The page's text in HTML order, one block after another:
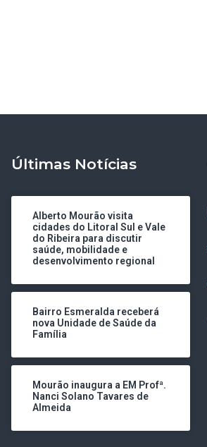
Últimas Notícias
Alberto Mourão visita
cidades do Litoral Sul e Vale
do Ribeira para discutir
saúde, mobilidade e
desenvolvimento regional
Bairro Esmeralda receberá
nova Unidade de Saúde da
Família
Mourão inaugura a EM Profª.
Nanci Solano Tavares de
Almeida